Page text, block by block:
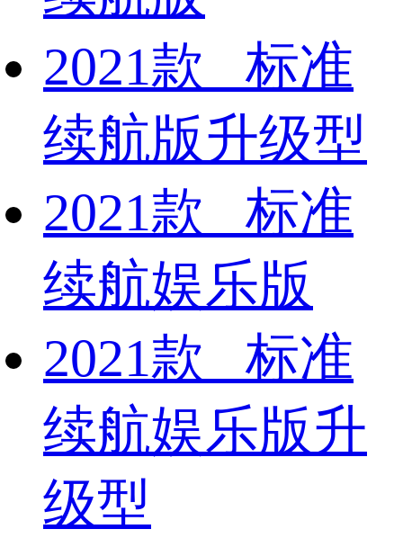
2021款 标准
续航版升级型
2021款 标准
续航娱乐版
2021款 标准
续航娱乐版升
级型